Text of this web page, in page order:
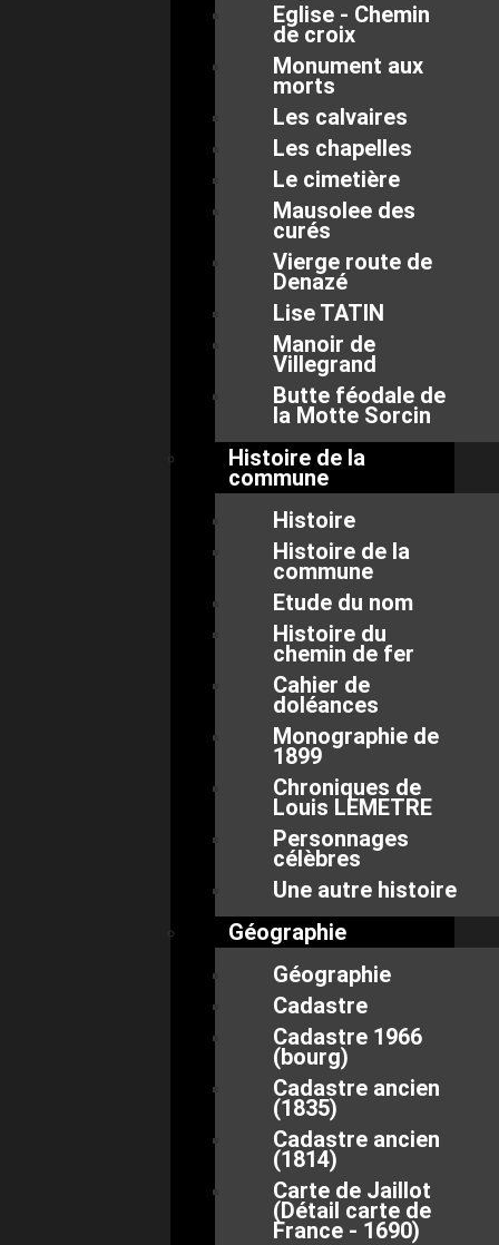
Eglise - Chemin
de croix
Monument aux
morts
Les calvaires
Les chapelles
Le cimetière
Mausolee des
curés
Vierge route de
Denazé
Lise TATIN
Manoir de
Villegrand
Butte féodale de
la Motte Sorcin
Histoire de la
commune
Histoire
Histoire de la
commune
Etude du nom
Histoire du
chemin de fer
Cahier de
doléances
Monographie de
1899
Chroniques de
Louis LEMETRE
Personnages
célèbres
Une autre histoire
Géographie
Géographie
Cadastre
Cadastre 1966
(bourg)
Cadastre ancien
(1835)
Cadastre ancien
(1814)
Carte de Jaillot
(Détail carte de
France - 1690)